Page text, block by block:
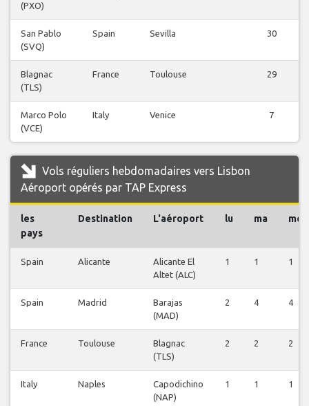
(PXO)
San Pablo
(SVQ)
Spain Sevilla 30
Blagnac
(TLS)
France Toulouse 29
Marco Polo
(VCE)
Italy Venice 7
Vols réguliers hebdomadaires vers Lisbon
Aéroport opérés par TAP Express
les
pays
Destination L'aéroport lu ma me
Spain Alicante
Alicante El
Altet (ALC)
1 1 1
Spain Madrid
Barajas
(MAD)
2 4 4
France Toulouse
Blagnac
(TLS)
2 2 2
Italy Naples
Capodichino
(NAP)
1 1 1